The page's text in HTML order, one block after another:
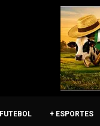
FUTEBOL + ESPORTES